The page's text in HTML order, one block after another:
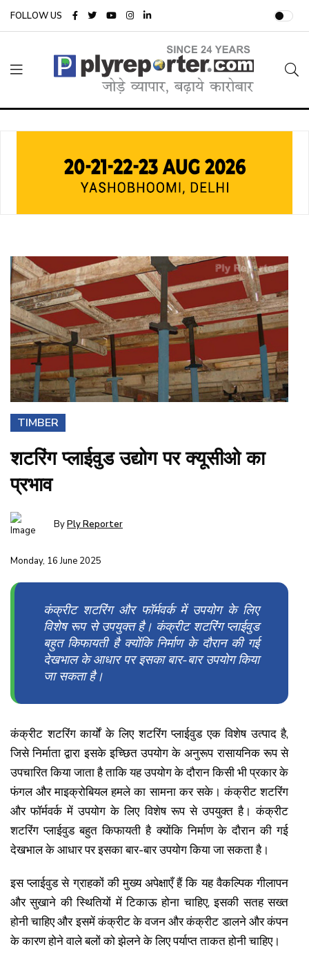
FOLLOW US
TIMBER
शटरिंग प्लाईवुड उद्योग पर क्यूसीओ का
प्रभाव
ByPly Reporter
Monday, 16 June 2025
कंक्रीट शटरिंग और फॉर्मवर्क में उपयोग के लिए
विशेष रूप से उपयुक्त है। कंक्रीट शटरिंग प्लाईवुड
बहुत किफायती है क्योंकि निर्माण के दौरान की गई
देखभाल के आधार पर इसका बार-बार उपयोग किया
जा सकता है।
कंक्रीट शटरिंग कार्यों के लिए शटरिंग प्लाईवुड एक विशेष उत्पाद है,
जिसे निर्माता द्वारा इसके इच्छित उपयोग के अनुरूप रासायनिक रूप से
उपचारित किया जाता है ताकि यह उपयोग के दौरान किसी भी प्रकार के
फंगल और माइक्रोबियल हमले का सामना कर सके। कंक्रीट शटरिंग
और फॉर्मवर्क में उपयोग के लिए विशेष रूप से उपयुक्त है। कंक्रीट
शटरिंग प्लाईवुड बहुत किफायती है क्योंकि निर्माण के दौरान की गई
देखभाल के आधार पर इसका बार-बार उपयोग किया जा सकता है।
इस प्लाईवुड से ग्राहकों की मुख्य अपेक्षाएँ हैं कि यह वैकल्पिक गीलापन
और सुखाने की स्थितियों में टिकाऊ होना चाहिए, इसकी सतह सख्त
होनी चाहिए और इसमें कंक्रीट के वजन और कंक्रीट डालने और कंपन
के कारण होने वाले बलों को झेलने के लिए पर्याप्त ताकत होनी चाहिए।